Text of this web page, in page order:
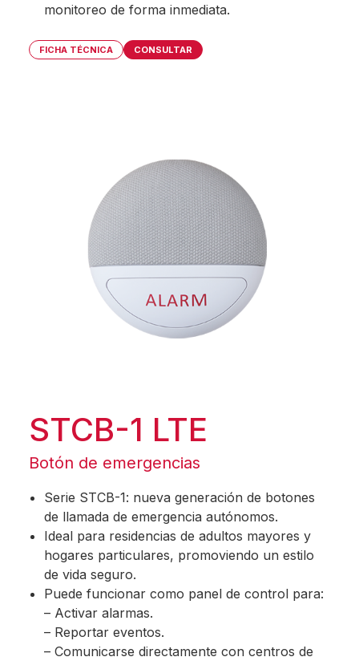
monitoreo de forma inmediata.
FICHA TÉCNICA CONSULTAR
STCB-1 LTE
Botón de emergencias
Serie STCB-1: nueva generación de botones
de llamada de emergencia autónomos.
Ideal para residencias de adultos mayores y
hogares particulares, promoviendo un estilo
de vida seguro.
Puede funcionar como panel de control para:
– Activar alarmas.
– Reportar eventos.
– Comunicarse directamente con centros de